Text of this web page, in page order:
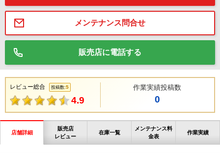
メンテナンス問合せ
販売店に電話する
レビュー総合 投稿数:5
4.9
作業実績投稿数
0
店舗詳細
販売店
レビュー
在庫一覧
メンテナンス料
金表
作業実績